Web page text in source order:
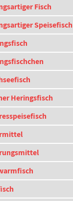
Fisch
Speisefisch
Heringsfisch